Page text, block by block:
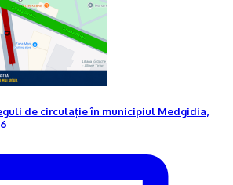
de circulație în municipiul Medgidia,